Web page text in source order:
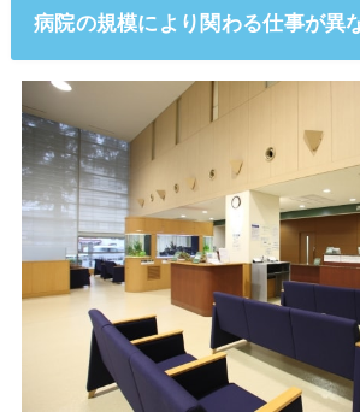
病院の規模により関わる仕事が異